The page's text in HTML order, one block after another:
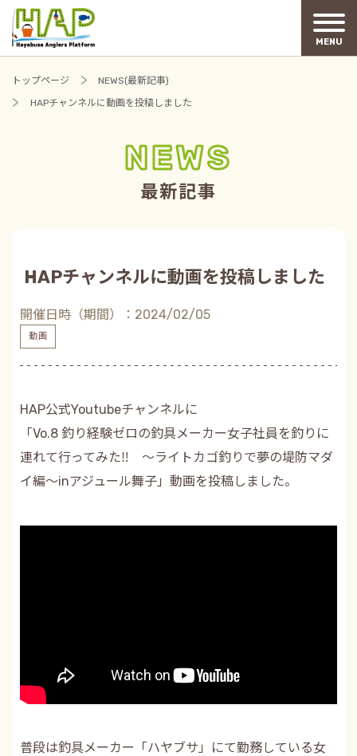
MENU
トップページ
NEWS(最新記事)
HAPチャンネルに動画を投稿しました
NEWS
最新記事
HAPチャンネルに動画を投稿しました
開催日時（期間）：2024/02/05
動画
HAP公式Youtubeチャンネルに
「Vo.8 釣り経験ゼロの釣具メーカー女子社員を釣りに
連れて行ってみた‼ ～ライトカゴ釣りで夢の堤防マダ
イ編～inアジュール舞子」動画を投稿しました。
普段は釣具メーカー「ハヤブサ」にて勤務している女